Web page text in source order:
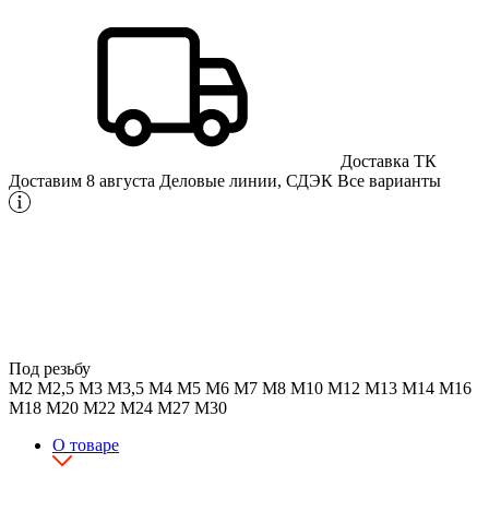
Доставка ТК
Доставим 8 августа Деловые линии, СДЭК Все варианты
Под резьбу
М2 М2,5 М3 М3,5 М4 М5 М6 М7 М8 М10 М12 М13 М14 М16
М18 М20 М22 М24 М27 М30
О товаре